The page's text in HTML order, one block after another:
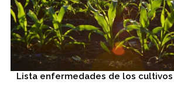
Lista enfermedades de los